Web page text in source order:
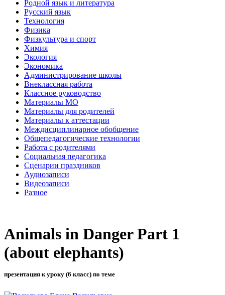
Родной язык и литература
Русский язык
Технология
Физика
Физкультура и спорт
Химия
Экология
Экономика
Администрирование школы
Внеклассная работа
Классное руководство
Материалы МО
Материалы для родителей
Материалы к аттестации
Междисциплинарное обобщение
Общепедагогические технологии
Работа с родителями
Социальная педагогика
Сценарии праздников
Аудиозаписи
Видеозаписи
Разное
Animals in Danger Part 1
(about elephants)
презентация к уроку (6 класс) по теме